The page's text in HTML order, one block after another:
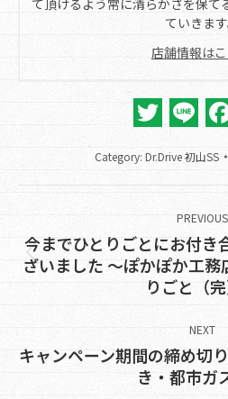
て頂けるよう常に清らかさを保て
ていきます
店舗情報は
Category: Dr.Drive 初山SS
navigation
PREVIOUS
今までひとりごとにお付き
ざいました ～ぽかぽか工務
りごと（
NEXT
キャンペーン期間の締め切
き・都市ガ